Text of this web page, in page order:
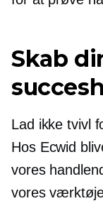
Skab
Lad ikke tvivl
Hos Ecwid
vores
vores